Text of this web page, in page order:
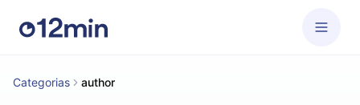
Categorias author